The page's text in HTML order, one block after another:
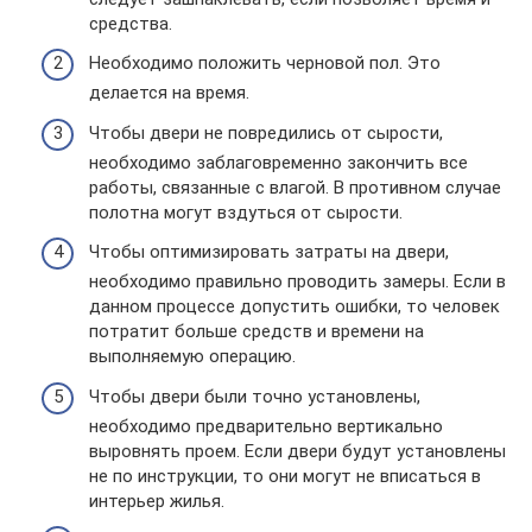
средства.
Необходимо положить черновой пол. Это
делается на время.
Чтобы двери не повредились от сырости,
необходимо заблаговременно закончить все
работы, связанные с влагой. В противном случае
полотна могут вздуться от сырости.
Чтобы оптимизировать затраты на двери,
необходимо правильно проводить замеры. Если в
данном процессе допустить ошибки, то человек
потратит больше средств и времени на
выполняемую операцию.
Чтобы двери были точно установлены,
необходимо предварительно вертикально
выровнять проем. Если двери будут установлены
не по инструкции, то они могут не вписаться в
интерьер жилья.